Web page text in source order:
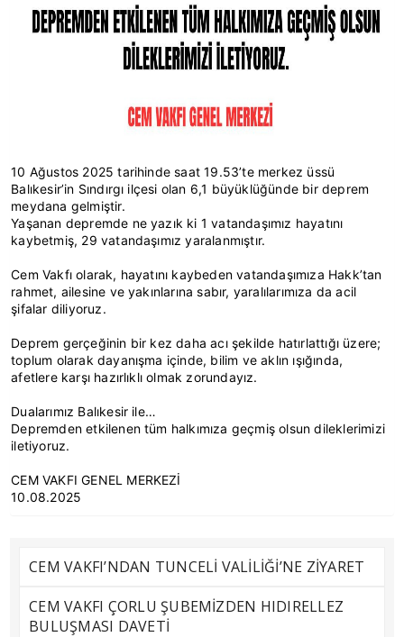
10 Ağustos 2025 tarihinde saat 19.53’te merkez üssü
Balıkesir’in Sındırgı ilçesi olan 6,1 büyüklüğünde bir deprem
meydana gelmiştir.
Yaşanan depremde ne yazık ki 1 vatandaşımız hayatını
kaybetmiş, 29 vatandaşımız yaralanmıştır.
Cem Vakfı olarak, hayatını kaybeden vatandaşımıza Hakk’tan
rahmet, ailesine ve yakınlarına sabır, yaralılarımıza da acil
şifalar diliyoruz.
Deprem gerçeğinin bir kez daha acı şekilde hatırlattığı üzere;
toplum olarak dayanışma içinde, bilim ve aklın ışığında,
afetlere karşı hazırlıklı olmak zorundayız.
Dualarımız Balıkesir ile…
Depremden etkilenen tüm halkımıza geçmiş olsun dileklerimizi
iletiyoruz.
CEM VAKFI GENEL MERKEZİ
10.08.2025
CEM VAKFI’NDAN TUNCELİ VALİLİĞİ’NE ZİYARET
CEM VAKFI ÇORLU ŞUBEMİZDEN HIDIRELLEZ
BULUŞMASI DAVETİ